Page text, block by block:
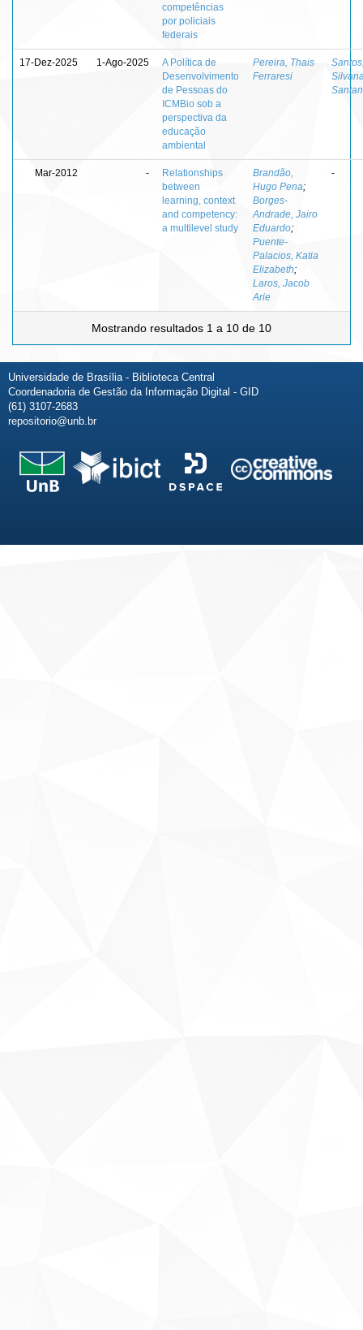
competências
por policiais
federais
17-Dez-2025 1-Ago-2025
A Política de
Desenvolvimento
de Pessoas do
ICMBio sob a
perspectiva da
educação
ambiental
Pereira, Thais
Ferraresi
Mar-2012 -
Relationships
between
learning, context
and competency:
a multilevel study
Brandão,
Hugo Pena;
Borges-
Andrade, Jairo
Eduardo;
Puente-
Palacios, Katia
Elizabeth;
Laros, Jacob
Arie
-
Mostrando resultados 1 a 10 de 10
Universidade de Brasília - Biblioteca Central
Coordenadoria de Gestão da Informação Digital - GID
(61) 3107-2683
repositorio@unb.br